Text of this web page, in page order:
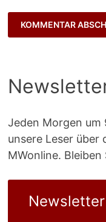
Jeden Morgen
unsere Leser über
MWonline.